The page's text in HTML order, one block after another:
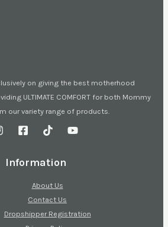
on giving the best motherhood
ULTIMATE COMFORT for both Mommy
our variety range of products.
Information
About Us
Contact Us
Dropshipper Registration